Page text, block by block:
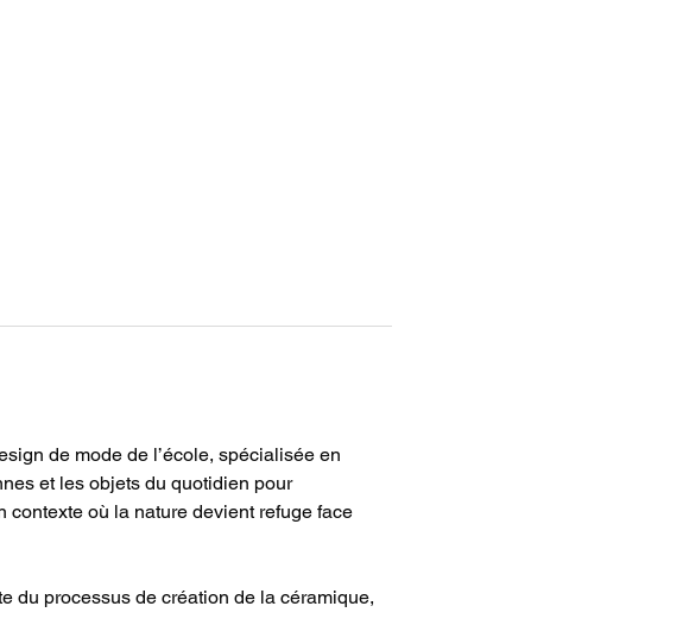
de mode de l’école, spécialisée en
et les objets du quotidien pour
contexte où la nature devient refuge face
du processus de création de la céramique,